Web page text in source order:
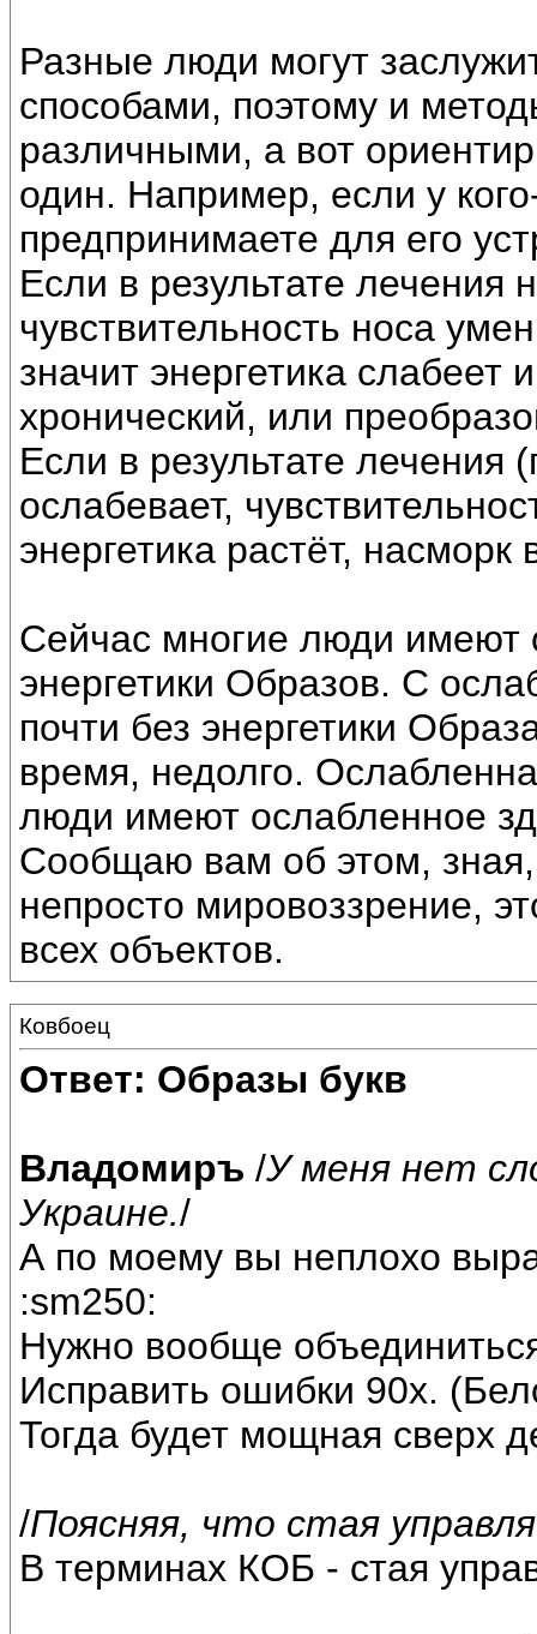
Разные люди могут
способами, поэтому и
различными, а вот
один. Например, если у
предпринимаете для его
Если в результате лечения
чувствительность носа
значит энергетика
хронический, или
Если в результате лечения
ослабевает,
энергетика растёт, насморк
Сейчас многие люди имеют
энергетики Образов. С
почти без энергетики
время, недолго.
люди имеют ослабленное
Сообщаю вам об этом,
непросто мировоззрение,
всех объектов.
Ковбоец
Ответ: Образы букв
Владомиръ /У меня нет
Украине./
А по моему вы неплохо
:sm250:
Нужно вообще
Исправить ошибки 90х.
Тогда будет мощная сверх
/Поясняя, что стая
В терминах КОБ - стая